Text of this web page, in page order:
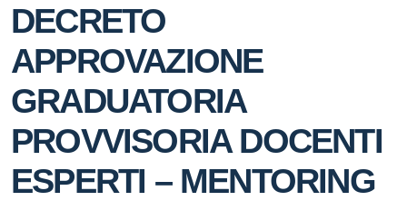
DECRETO
APPROVAZIONE
GRADUATORIA
PROVVISORIA DOCENTI
ESPERTI – MENTORING